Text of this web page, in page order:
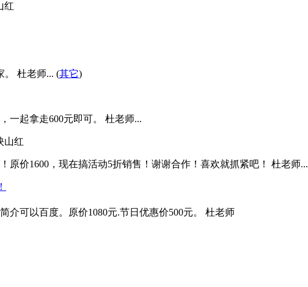
红
。 杜老师... (其它)
一起拿走600元即可。 杜老师...
山红
原价1600，现在搞活动5折销售！谢谢合作！喜欢就抓紧吧！ 杜老师...
介可以百度。原价1080元.节日优惠价500元。 杜老师